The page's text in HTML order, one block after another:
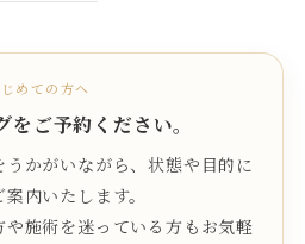
めての方へ
ご予約ください。
かがいながら、状態や目的に
内いたします。
施術を迷っている方もお気軽